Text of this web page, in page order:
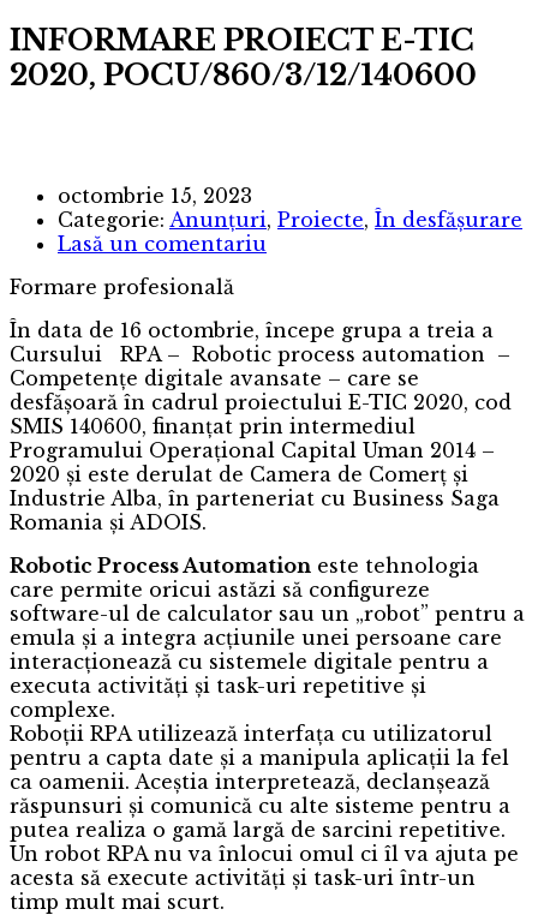
INFORMARE PROIECT E-TIC
2020, POCU/860/3/12/140600
octombrie 15, 2023
Categorie: Anunțuri, Proiecte, În desfășurare
Lasă un comentariu
Formare profesională
În data de 16 octombrie, începe grupa a treia a
Cursului RPA – Robotic process automation –
Competențe digitale avansate – care se
desfășoară în cadrul proiectului E-TIC 2020, cod
SMIS 140600, finanțat prin intermediul
Programului Operațional Capital Uman 2014 –
2020 și este derulat de Camera de Comerț și
Industrie Alba, în parteneriat cu Business Saga
Romania și ADOIS.
Robotic Process Automation este tehnologia
care permite oricui astăzi să configureze
software-ul de calculator sau un „robot” pentru a
emula și a integra acțiunile unei persoane care
interacționează cu sistemele digitale pentru a
executa activități și task-uri repetitive și
complexe.
Roboții RPA utilizează interfața cu utilizatorul
pentru a capta date și a manipula aplicații la fel
ca oamenii. Aceștia interpretează, declanșează
răspunsuri și comunică cu alte sisteme pentru a
putea realiza o gamă largă de sarcini repetitive.
Un robot RPA nu va înlocui omul ci îl va ajuta pe
acesta să execute activități și task-uri într-un
timp mult mai scurt.